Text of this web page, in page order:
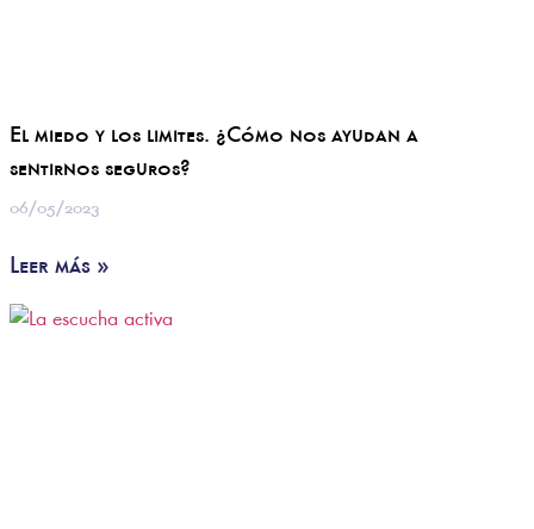
El miedo y los limites. ¿Cómo nos ayudan a
sentirnos seguros?
06/05/2023
Leer más »